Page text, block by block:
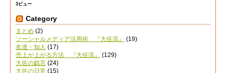
3ビュー
Category
まとめ (2)
ソーシャルメディア活用術 『大佐流』
(19)
友達・知人 (17)
売上が上がる方法 『大佐流』
(129)
大佐の戯言 (24)
大佐の日常 (15)